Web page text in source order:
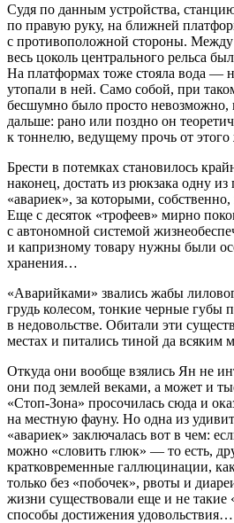
Судя по данным устройства,
по правую руку, на ближней
с противоположной стороны.
весь цоколь центрального рельса
На платформах тоже стояла вода —
утопали в ней. Само собой, при
бесшумно было просто
дальше: рано или поздно он
к тоннелю, ведущему прочь от этого
Брести в потемках становилось
наконец, достать из рюкзака одну
«авариек», за которыми,
Еще с десяток «трофеев» мирно
с автономной системой
и капризному товару нужны были
хранения…
«Аварийками» звались жабы
грудь колесом, тонкие черные губы
в недовольстве. Обитали эти
местах и питались тиной да всяким
Откуда они вообще взялись Ян не
они под землей веками, а может и
«Стоп-Зона» просочилась сюда и
на местную фауну. Но одна из
«авариек» заключалась вот в чем:
можно «словить глюк» — то есть,
кратковременные галлюцинации,
только без «побочек», рвоты и
жизни существовали еще и не такие
способы достижения удовольствия…